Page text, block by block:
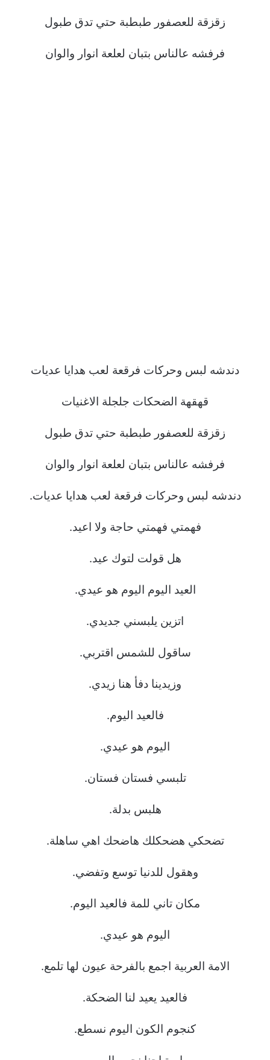
زقزقة للعصفور طبطبة حتي تدق طبول
فرفشه عالناس بتبان لعلعة انوار والوان
دندشه لبس وحركات فرقعة لعب هدايا عديات
قهقهة الضحكات جلجلة الاغنيات
زقزقة للعصفور طبطبة حتي تدق طبول
فرفشه عالناس بتبان لعلعة انوار والوان
دندشه لبس وحركات فرقعة لعب هدايا عديات.
فهمتي فهمتي حاجة ولا اعيد.
هل قولت لتوك عيد.
العيد اليوم اليوم هو عيدي.
اتزين يلبسني جديدي.
ساقول للشمس اقتربي.
وزيدينا دفأ هنا زيدي.
فالعيد اليوم.
اليوم هو عيدي.
تلبسي فستان فستان.
هلبس بدلة.
تضحكي هضحكلك هاضحك اهي ساهلة.
وهقول للدنيا توسع وتفضي.
مكان تاني للمة فالعيد اليوم.
اليوم هو عيدي.
الامة العربية اجمع بالفرحة عيون لها تلمع.
فالعيد يعيد لنا الضحكة.
كنجوم الكون اليوم نسطع.